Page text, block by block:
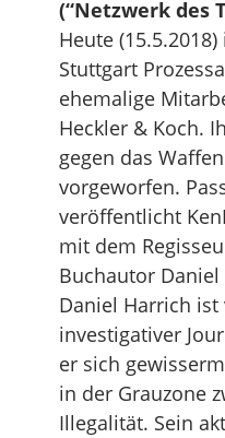
(“Netzwerk des
Heute
Stuttgart
ehemalige
Heckler & Koch.
gegen das
vorgeworfen.
veröffentlicht
mit dem
Buchautor Daniel
Daniel Harrich
investigativer
er sich
in der Grauzone
Illegalität. Sein